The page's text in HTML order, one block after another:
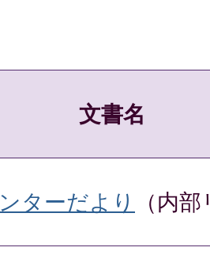
文書名
ターだより （内